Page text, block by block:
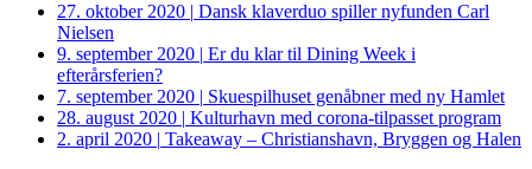
27. oktober 2020 | Dansk klaverduo spiller nyfunden Carl
Nielsen
9. september 2020 | Er du klar til Dining Week i
efterårsferien?
7. september 2020 | Skuespilhuset genåbner med ny Hamlet
28. august 2020 | Kulturhavn med corona-tilpasset program
2. april 2020 | Takeaway – Christianshavn, Bryggen og Halen